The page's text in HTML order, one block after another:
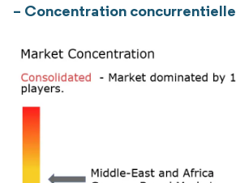
– Concentration concurrentielle